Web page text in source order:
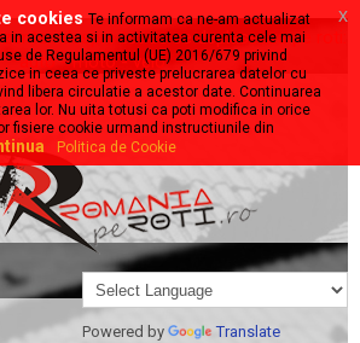
despre tot ce se deplaseaza pe roti:
auto - moto - velo
Powered by Translate
cookies Te informam ca ne-am actualizat
in acestea si in activitatea curenta cele mai
de Regulamentul (UE) 2016/679 privind
in ceea ce priveste prelucrarea datelor cu
libera circulatie a acestor date. Continuarea
lor. Nu uita totusi ca poti modifica in orice
fisiere cookie urmand instructiunile din
Politica de Cookie
x